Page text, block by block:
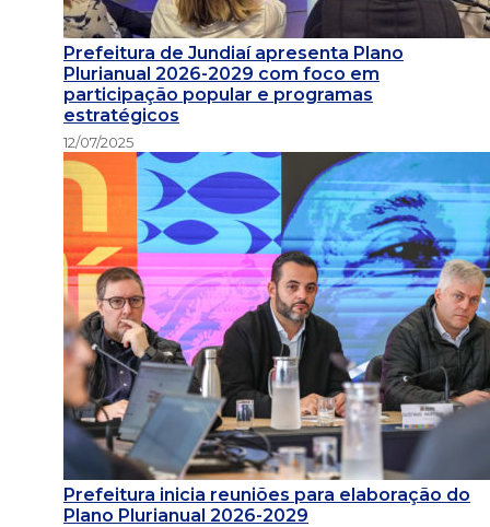
Prefeitura de Jundiaí apresenta Plano
Plurianual 2026-2029 com foco em
participação popular e programas
estratégicos
12/07/2025
Prefeitura inicia reuniões para elaboração do
Plano Plurianual 2026-2029